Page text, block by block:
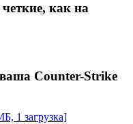
как на
ваша Counter-Strike
1 загрузка]